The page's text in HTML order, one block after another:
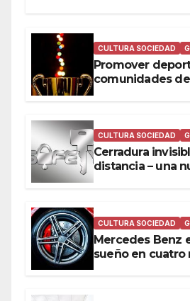
CULTURA SOCIEDAD
Promover
comunidades
CULTURA SOCIEDAD
Cerradura
distancia – una
CULTURA SOCIEDAD
Mercedes Benz
sueño en cuatro